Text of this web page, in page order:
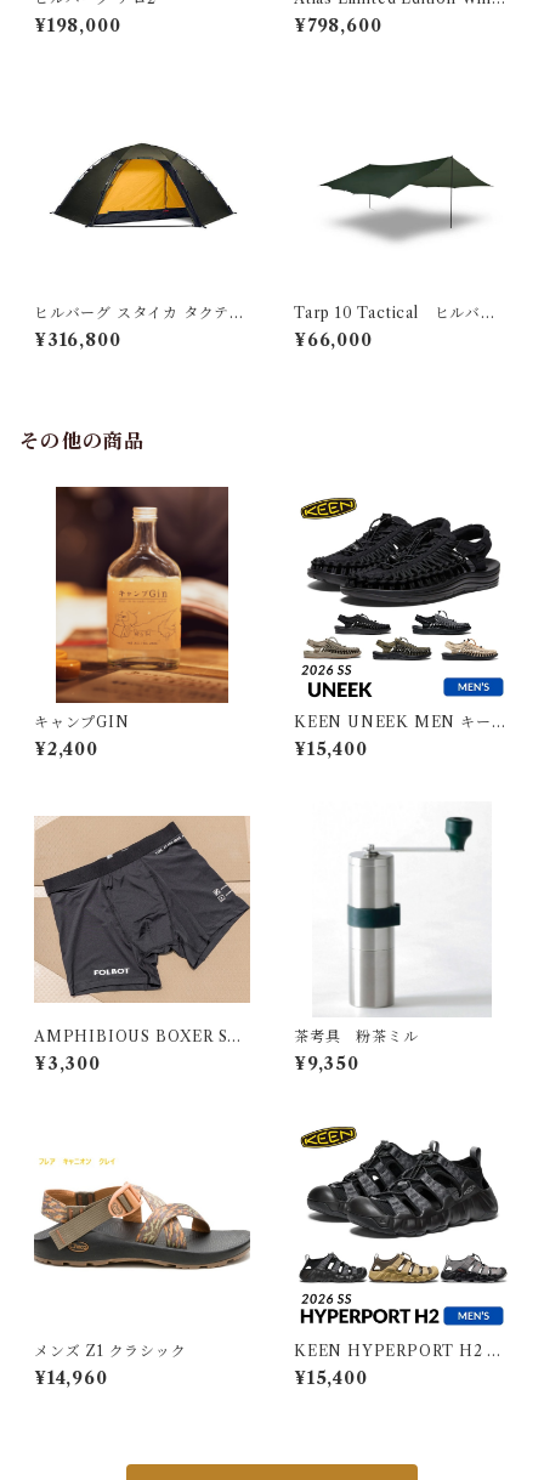
¥198,000
e/black ヒルバーグ アトラ
ス リミテッド ホワイト ベス
¥798,600
ヒルバーグ スタイカ タクティ
カル
¥316,800
Tarp 10 Tactical ヒルバー
グ タープ10 タクティカル
¥66,000
その他の商品
キャンプGIN
¥2,400
KEEN UNEEK MEN キーン
ユニーク メンズ
¥15,400
AMPHIBIOUS BOXER SH
ORTS (2枚SET)
¥3,300
茶考具 粉茶ミル
¥9,350
メンズ Z1 クラシック
¥14,960
KEEN HYPERPORT H2 M
EN キーン ハイパーポート エ
イチツー メンズ
¥15,400